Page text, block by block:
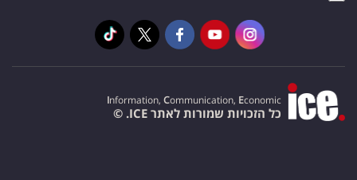
Information, Communication, Economic
כל הזכויות שמורות לאתר ICE. ©